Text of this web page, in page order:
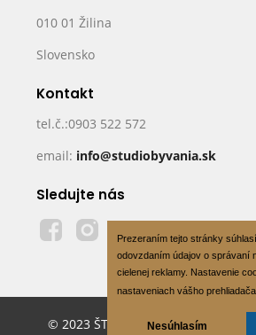
Prezeraním tejto stránky
odovzdaním údajov o správaní
cielenej reklamy. Nastavenie
nastaveniach vášho prehliadača.
Nesúhlasím
010 01 Žilina
Slovensko
Kontakt
tel.č.:0903 522 572
email: info@studiobyvania.sk
Sledujte nás
© 2023 ŠTÚDIO BÝVANIA s.r.o - All